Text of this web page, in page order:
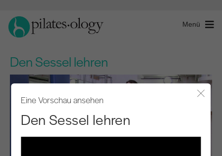
Menü
Den Sessel lehren
Eine Vorschau ansehen
Den Sessel lehren